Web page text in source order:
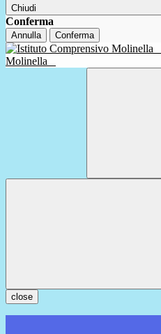
Chiudi
Conferma
Annulla Conferma
Molinella
close